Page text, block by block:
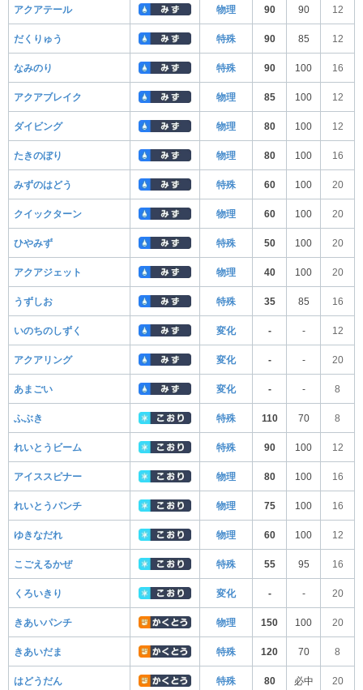
アクアテール 物理 90 90 12
だくりゅう 特殊 90 85 12
なみのり 特殊 90 100 16
アクアブレイク 物理 85 100 12
ダイビング 物理 80 100 12
たきのぼり 物理 80 100 16
みずのはどう 特殊 60 100 20
クイックターン 物理 60 100 20
ひやみず 特殊 50 100 20
アクアジェット 物理 40 100 20
うずしお 特殊 35 85 16
いのちのしずく 変化 - - 12
アクアリング 変化 - - 20
あまごい 変化 - - 8
ふぶき 特殊 110 70 8
れいとうビーム 特殊 90 100 12
アイススピナー 物理 80 100 16
れいとうパンチ 物理 75 100 16
ゆきなだれ 物理 60 100 12
こごえるかぜ 特殊 55 95 16
くろいきり 変化 - - 20
きあいパンチ 物理 150 100 20
きあいだま 特殊 120 70 8
はどうだん 特殊 80 必中 20